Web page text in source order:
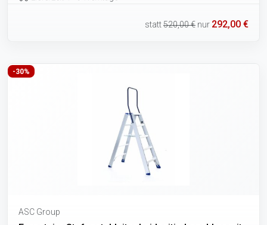
statt520,00 € nur 292,00 €
-30%
ASC Group